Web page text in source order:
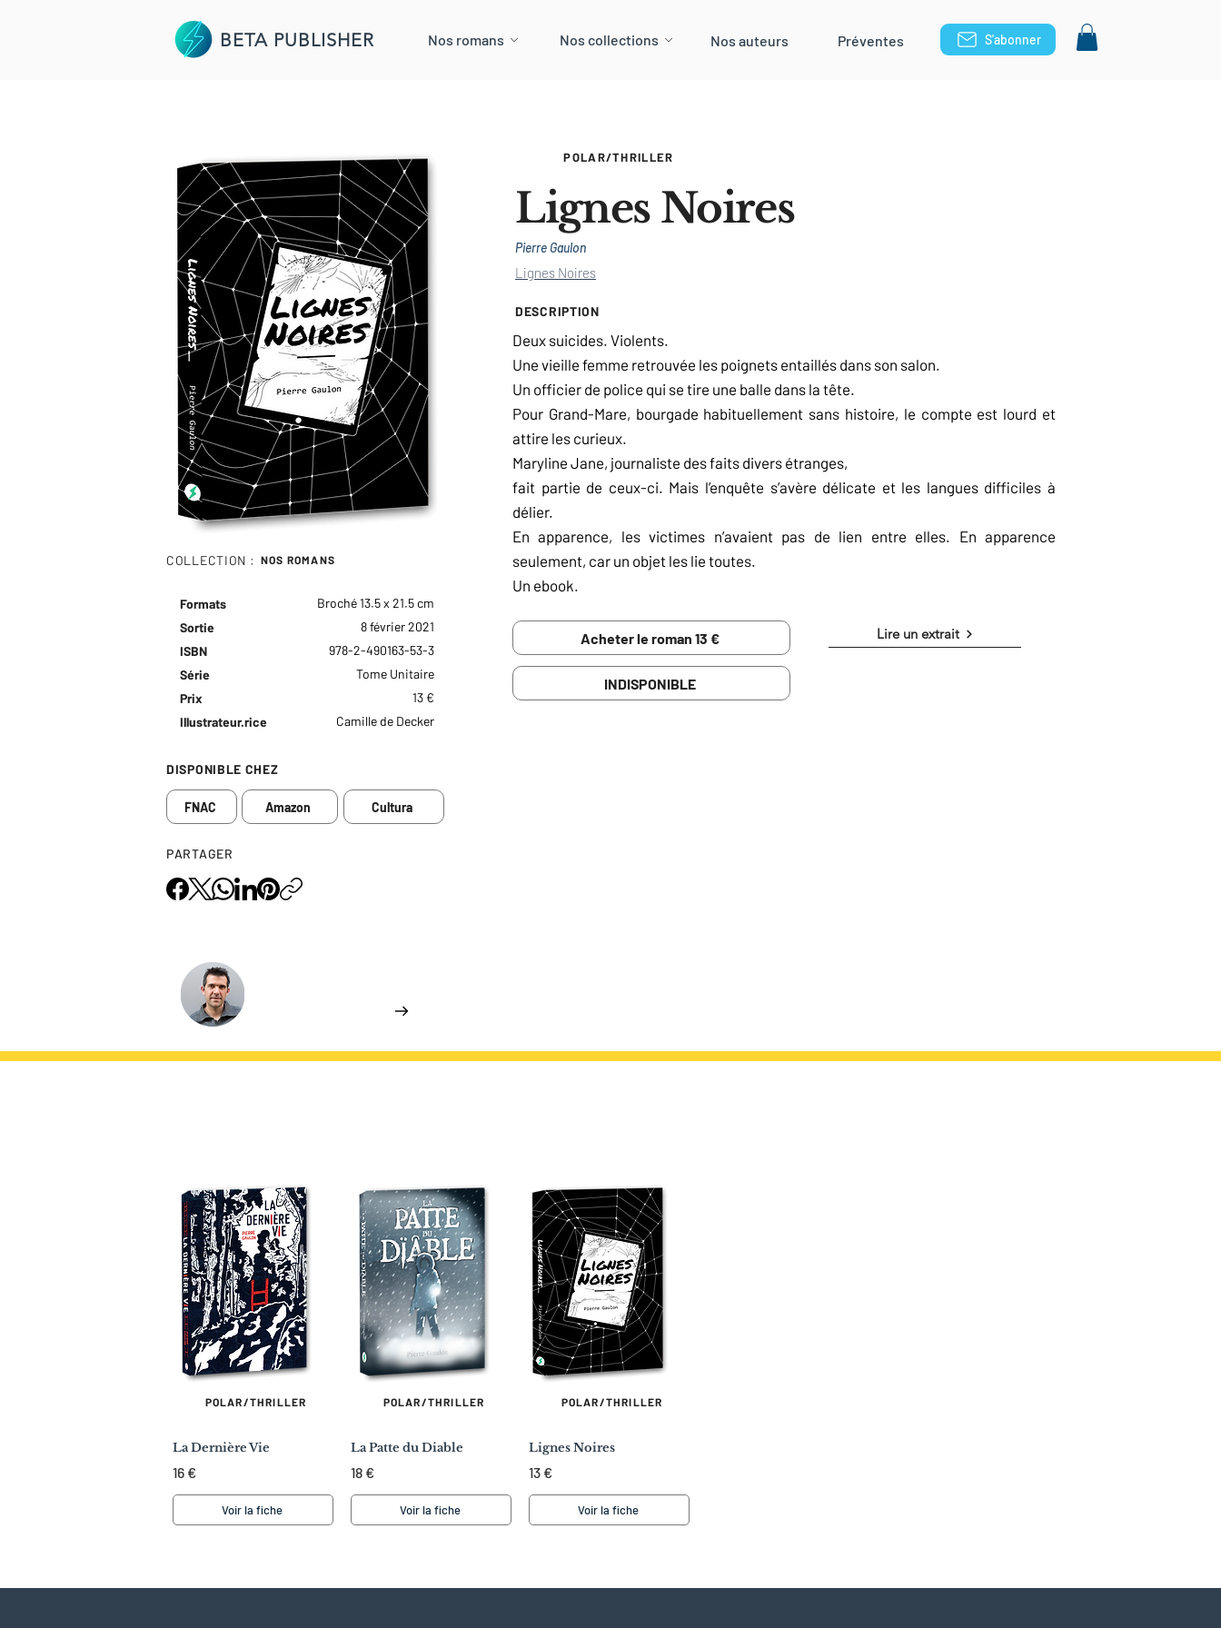
BETA PUBLISHER Nos romans Nos collections Nos auteurs Préventes S'abonner
COLLECTION : NOS ROMANS
Formats
Broché 13.5 x 21.5 cm
Sortie
ISBN
Série
Prix
Illustrateur.rice
8 février 2021
978-2-490163-53-3
Tome Unitaire
13 €
Camille de Decker
DISPONIBLE CHEZ
FNAC Amazon Cultura
PARTAGER
POLAR/THRILLER
Lignes Noires
Pierre Gaulon
Lignes Noires
DESCRIPTION
Deux suicides. Violents.
Une vieille femme retrouvée les poignets entaillés dans son salon.
Un officier de police qui se tire une balle dans la tête.
Pour Grand-Mare, bourgade habituellement sans histoire, le compte est lourd et
attire les curieux.
Maryline Jane, journaliste des faits divers étranges,
fait partie de ceux-ci. Mais l’enquête s’avère délicate et les langues difficiles à
délier.
En apparence, les victimes n’avaient pas de lien entre elles. En apparence
seulement, car un objet les lie toutes.
Un ebook.
Acheter le roman 13 € Lire un extrait
INDISPONIBLE
POLAR/THRILLER
La Dernière Vie
16 €
Voir la fiche
POLAR/THRILLER
La Patte du Diable
18 €
Voir la fiche
POLAR/THRILLER
Lignes Noires
13 €
Voir la fiche